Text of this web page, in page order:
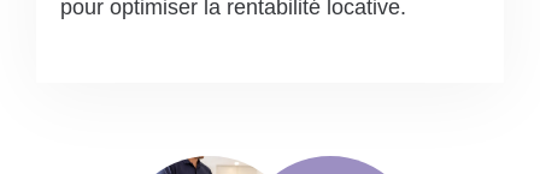
pour optimiser la rentabilité locative.